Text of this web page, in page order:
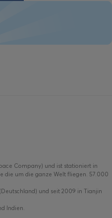
Company) und ist stationiert in
die um die ganze Welt fliegen. 57.000
und seit 2009 in Tianjin
Indien.